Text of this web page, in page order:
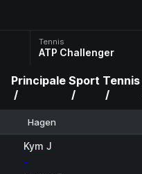
Tennis
ATP Challenger
Principale Sport Tennis
Hagen
Kym J
-